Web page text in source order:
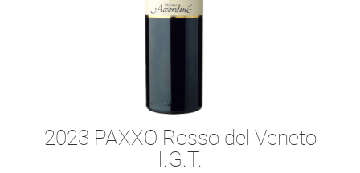
2023 PAXXO Rosso del Veneto
I.G.T.